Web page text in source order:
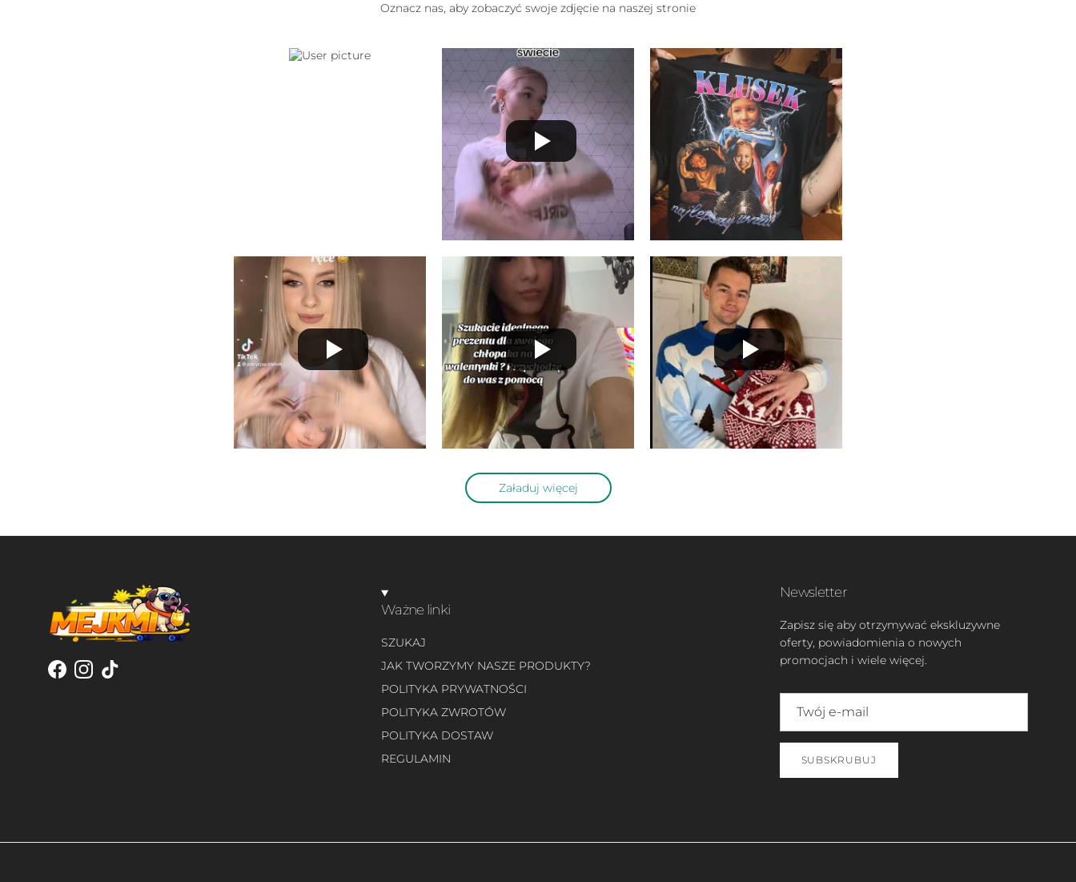
Oznacz nas, aby zobaczyć swoje zdjęcie na naszej stronie
Załaduj więcej
Facebook
Instagram
TikTok
Ważne linki
SZUKAJ
JAK TWORZYMY NASZE PRODUKTY?
POLITYKA PRYWATNOŚCI
POLITYKA ZWROTÓW
POLITYKA DOSTAW
REGULAMIN
Newsletter
Zapisz się aby otrzymywać ekskluzywne
oferty, powiadomienia o nowych
promocjach i wiele więcej.
SUBSKRUBUJ